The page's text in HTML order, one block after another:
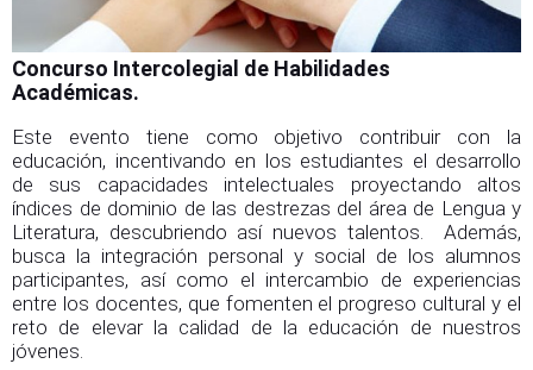
Concurso Intercolegial de Habilidades
Académicas.
Este evento tiene como objetivo contribuir con la
educación, incentivando en los estudiantes el desarrollo
de sus capacidades intelectuales proyectando altos
índices de dominio de las destrezas del área de Lengua y
Literatura, descubriendo así nuevos talentos. Además,
busca la integración personal y social de los alumnos
participantes, así como el intercambio de experiencias
entre los docentes, que fomenten el progreso cultural y el
reto de elevar la calidad de la educación de nuestros
jóvenes.